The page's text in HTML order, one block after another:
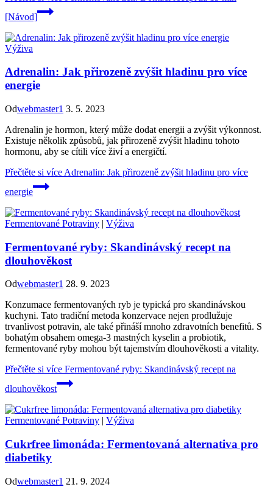
[Návod]
Výživa
Adrenalin: Jak přirozeně zvýšit hladinu pro více
energie
Odwebmaster1 3. 5. 2023
Adrenalin je hormon, který může dodat energii a zvýšit výkonnost.
Existuje několik způsobů, jak přirozeně zvýšit hladinu tohoto
hormonu, aby se cítili více živí a energičtí.
Přečtěte si více Adrenalin: Jak přirozeně zvýšit hladinu pro více
energie
Fermentované Potraviny | Výživa
Fermentované ryby: Skandinávský recept na
dlouhověkost
Odwebmaster1 28. 9. 2023
Konzumace fermentovaných ryb je typická pro skandinávskou
kuchyni. Tato tradiční metoda konzervace nejen prodlužuje
trvanlivost potravin, ale také přináší mnoho zdravotních benefitů. S
bohatým obsahem omega-3 mastných kyselin a probiotik,
fermentované ryby mohou být tajemstvím dlouhověkosti a vitality.
Přečtěte si více Fermentované ryby: Skandinávský recept na
dlouhověkost
Fermentované Potraviny | Výživa
Cukrfree limonáda: Fermentovaná alternativa pro
diabetiky
Odwebmaster1 21. 9. 2024